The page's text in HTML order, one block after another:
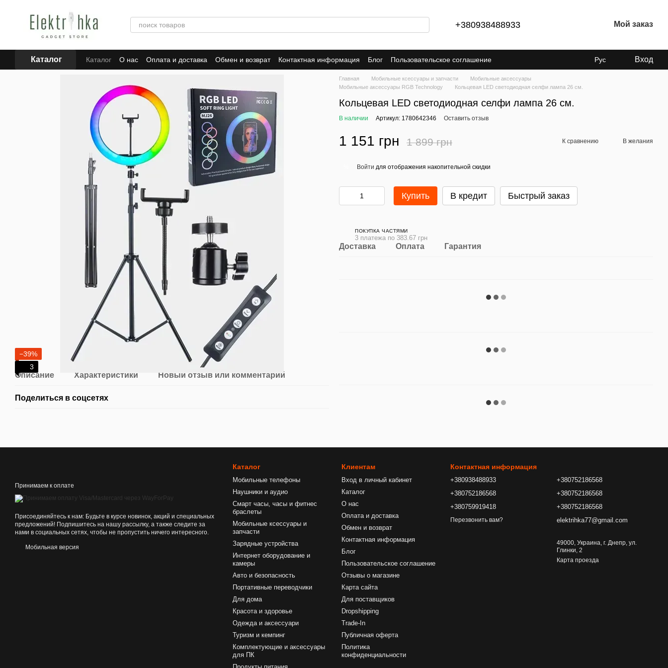
+380938488933 Мой заказ
Каталог Каталог О нас Оплата и доставка Обмен и возврат Контактная информация Блог
Пользовательское соглашение
Отзывы о магазине
Для поставщиков Dropshipping Trade-In Публичная оферта Политика конфиденциальности
Рус Вход
−39%
3
Описание Характеристики Новый отзыв или комментарий
Поделиться в соцсетях
Главная Мобильные ксессуары и запчасти
Мобильные аксессуары
Мобильные аксессуары RGB Technology
Кольцевая LED светодиодная селфи лампа 26 см.
Кольцевая LED светодиодная селфи лампа 26 см.
В наличии Артикул: 1780642346 Оставить отзыв
1 151 грн 1 899 грн К сравнению В желания
Войти для отображения накопительной скидки
Купить В кредит Быстрый заказ
ПОКУПКА ЧАСТЯМИ
3 платежа по 383.67 грн
Доставка Оплата Гарантия
Принимаем к оплате
Присоединяйтесь к нам: Будьте в курсе новинок, акций и специальных
предложений! Подпишитесь на нашу рассылку, а также следите за
нами в социальных сетях, чтобы не пропустить ничего интересного.
Мобильная версия
Каталог
Мобильные телефоны
Наушники и аудио
Смарт часы, часы и фитнес
браслеты
Мобильные ксессуары и
запчасти
Зарядные устройства
Интернет оборудование и
камеры
Авто и безопасность
Портативные переводчики
Для дома
Красота и здоровье
Одежда и аксессуари
Туризм и кемпинг
Комплектующие и аксессуары
для ПК
Клиентам
Вход в личный кабинет
Каталог
О нас
Оплата и доставка
Обмен и возврат
Контактная информация
Блог
Пользовательское соглашение
Отзывы о магазине
Карта сайта
Для поставщиков
Dropshipping
Trade-In
Публичная оферта
Политика
конфиденциальности
Контактная информация
+380938488933
+380752186568
+380759919418
Перезвонить вам?
+380752186568
+380752186568
+380752186568
elektrihka77@gmail.com
49000, Украина, г. Днепр, ул.
Глинки, 2
Карта проезда